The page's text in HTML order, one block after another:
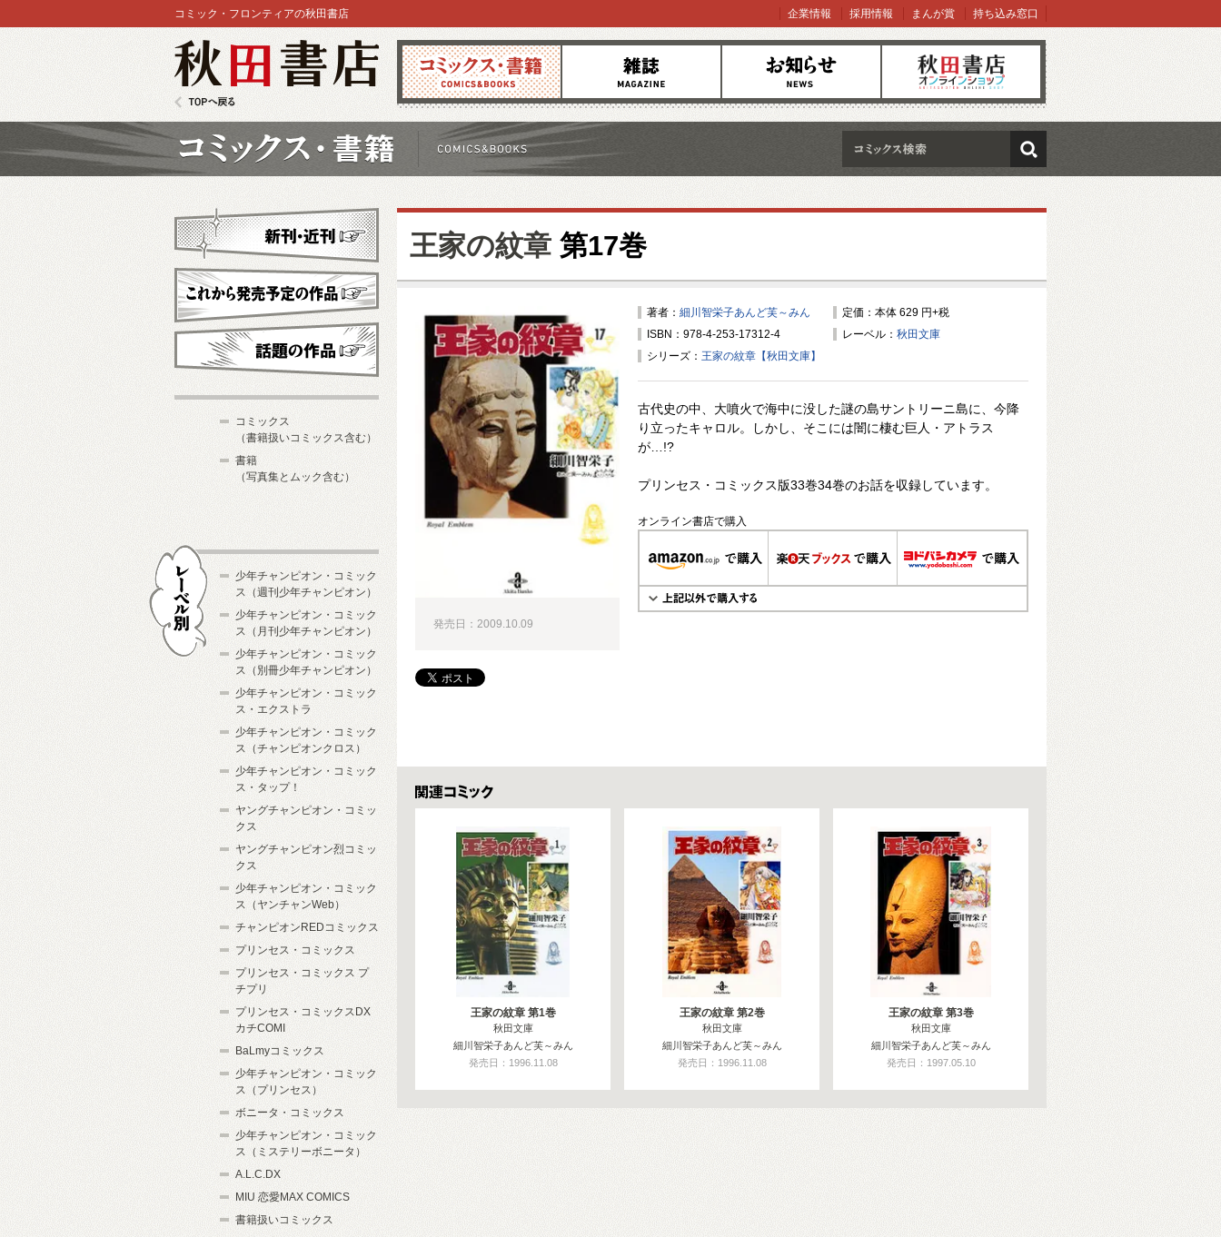
コミックス 雑誌 お知らせ オンラインショップ
コミック・フロンティアの秋田書店 企業情報 採用情報 まんが賞 持ち込み窓口
検索
王家の紋章 第17巻
著者： 細川智栄子あんど芙～みん
定価：本体 629 円+税
ISBN：978-4-253-17312-4
レーベル： 秋田文庫
シリーズ： 王家の紋章【秋田文庫】
古代史の中、大噴火で海中に没した謎の島サントリーニ島に、今降
り立ったキャロル。しかし、そこには闇に棲む巨人・アトラス
が…!?
プリンセス・コミックス版33巻34巻のお話を収録しています。
オンライン書店で購入
発売日：2009.10.09
関連コミックス
王家の紋章 第1巻
秋田文庫
細川智栄子あんど芙～みん
発売日：1996.11.08
王家の紋章 第2巻
秋田文庫
細川智栄子あんど芙～みん
発売日：1996.11.08
王家の紋章 第3巻
秋田文庫
細川智栄子あんど芙～みん
発売日：1997.05.10
新刊・近刊
これから発売予定
コミックス
（書籍扱いコミックス含む）
書籍
（写真集とムック含む）
少年チャンピオン・コミック
ス（週刊少年チャンピオン）
少年チャンピオン・コミック
ス（月刊少年チャンピオン）
少年チャンピオン・コミック
ス（別冊少年チャンピオン）
少年チャンピオン・コミック
ス・エクストラ
少年チャンピオン・コミック
ス（チャンピオンクロス）
少年チャンピオン・コミック
ス・タップ！
ヤングチャンピオン・コミッ
クス
ヤングチャンピオン烈コミッ
クス
少年チャンピオン・コミック
ス（ヤンチャンWeb）
チャンピオンREDコミックス
プリンセス・コミックス
プリンセス・コミックス プ
チプリ
プリンセス・コミックスDX
カチCOMI
BaLmyコミックス
少年チャンピオン・コミック
ス（プリンセス）
ボニータ・コミックス
少年チャンピオン・コミック
ス（ミステリーボニータ）
A.L.C.DX
MIU 恋愛MAX COMICS
書籍扱いコミックス